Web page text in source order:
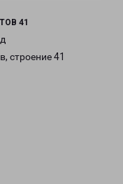
41
строение 41